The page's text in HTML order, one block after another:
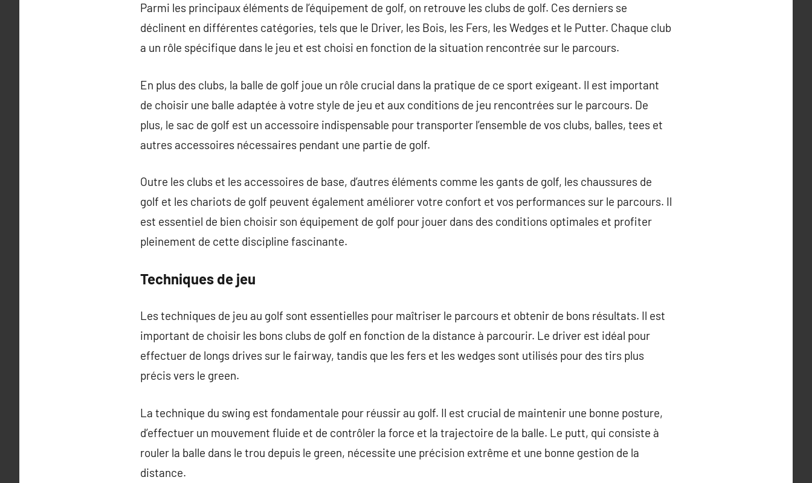
Parmi les principaux éléments de l’équipement de golf, on retrouve les clubs de golf. Ces derniers se
déclinent en différentes catégories, tels que le Driver, les Bois, les Fers, les Wedges et le Putter. Chaque club
a un rôle spécifique dans le jeu et est choisi en fonction de la situation rencontrée sur le parcours.
En plus des clubs, la balle de golf joue un rôle crucial dans la pratique de ce sport exigeant. Il est important
de choisir une balle adaptée à votre style de jeu et aux conditions de jeu rencontrées sur le parcours. De
plus, le sac de golf est un accessoire indispensable pour transporter l’ensemble de vos clubs, balles, tees et
autres accessoires nécessaires pendant une partie de golf.
Outre les clubs et les accessoires de base, d’autres éléments comme les gants de golf, les chaussures de
golf et les chariots de golf peuvent également améliorer votre confort et vos performances sur le parcours. Il
est essentiel de bien choisir son équipement de golf pour jouer dans des conditions optimales et profiter
pleinement de cette discipline fascinante.
Techniques de jeu
Les techniques de jeu au golf sont essentielles pour maîtriser le parcours et obtenir de bons résultats. Il est
important de choisir les bons clubs de golf en fonction de la distance à parcourir. Le driver est idéal pour
effectuer de longs drives sur le fairway, tandis que les fers et les wedges sont utilisés pour des tirs plus
précis vers le green.
La technique du swing est fondamentale pour réussir au golf. Il est crucial de maintenir une bonne posture,
d’effectuer un mouvement fluide et de contrôler la force et la trajectoire de la balle. Le putt, qui consiste à
rouler la balle dans le trou depuis le green, nécessite une précision extrême et une bonne gestion de la
distance.